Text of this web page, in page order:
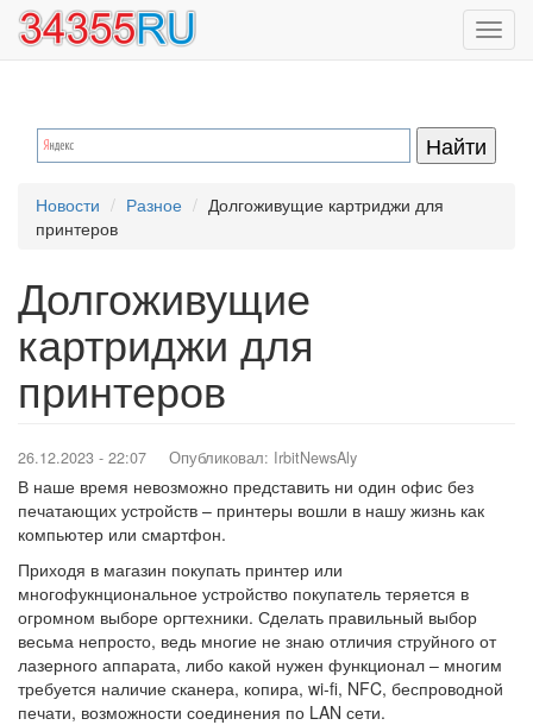
Перейти
основному
Новости Разное
Долгоживущие картриджи для
принтеров
Долгоживущие
картриджи для
принтеров
26.12.2023 - 22:07 Опубликовал: IrbitNewsAly
В наше время невозможно представить ни один офис без
печатающих устройств – принтеры вошли в нашу жизнь как
компьютер или смартфон.
Приходя в магазин покупать принтер или
многофукнциональное устройство покупатель теряется в
огромном выборе оргтехники. Сделать правильный выбор
весьма непросто, ведь многие не знаю отличия струйного от
лазерного аппарата, либо какой нужен функционал – многим
требуется наличие сканера, копира, wi-fi, NFC, беспроводной
печати, возможности соединения по LAN сети.